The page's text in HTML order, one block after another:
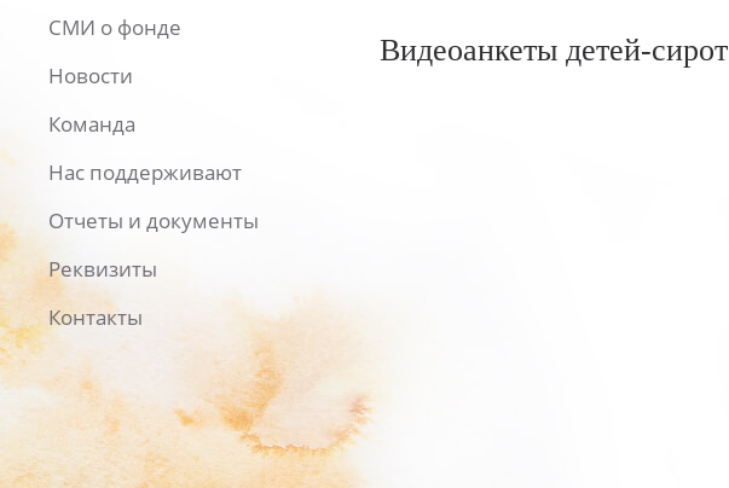
СМИ о фонде
Новости
Команда
Нас поддерживают
Отчеты и документы
Реквизиты
Контакты
Видеоанкеты детей-сирот